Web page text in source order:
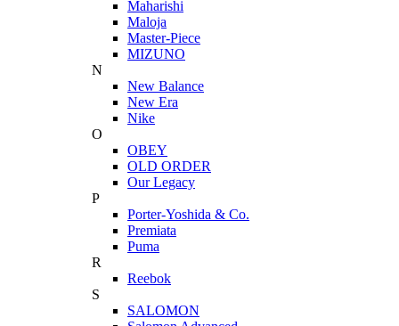
Maharishi
Maloja
Master-Piece
MIZUNO
N
New Balance
New Era
Nike
O
OBEY
OLD ORDER
Our Legacy
P
Porter-Yoshida & Co.
Premiata
Puma
R
Reebok
S
SALOMON